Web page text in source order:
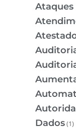
Dados(1)